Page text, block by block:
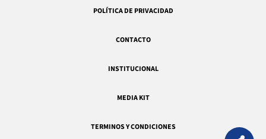
POLÍTICA DE PRIVACIDAD
CONTACTO
INSTITUCIONAL
MEDIA KIT
TERMINOS Y CONDICIONES